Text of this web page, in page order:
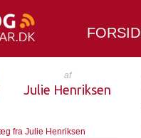
af
Julie Henriksen
fra Julie Henriksen